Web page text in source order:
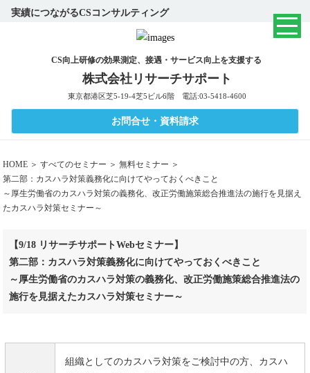
実績につながるCSコンサルティング
CS向上研修の効果測定、接遇・サービス向上を支援する
株式会社リサーチサポート
東京都港区芝5-19-4芝5ビル6階 電話:03-5418-4600
お問合せ・資料請求
HOME ＞すべてのセミナー ＞無料セミナー ＞
第二部：カスハラ対策義務化に向けてやっておくべきこと
～厚生労働省のカスハラ対策の義務化、改正労働施策総合推進法の施行を見据え
たカスハラ対策セミナー～
【9/18 リサーチサポートWebセミナー】
第二部：カスハラ対策義務化に向けてやっておくべきこと
～厚生労働省のカスハラ対策の義務化、改正労働施策総合推進法の
施行を見据えたカスハラ対策セミナー～
組織としてのカスハラ対策をご検討中の方、カスハ